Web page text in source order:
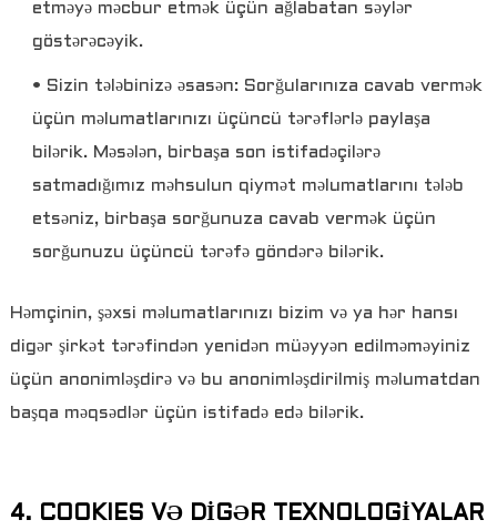
etməyə məcbur etmək üçün ağlabatan səylər
göstərəcəyik.
• Sizin tələbinizə əsasən: Sorğularınıza cavab vermək
üçün məlumatlarınızı üçüncü tərəflərlə paylaşa
bilərik. Məsələn, birbaşa son istifadəçilərə
satmadığımız məhsulun qiymət məlumatlarını tələb
etsəniz, birbaşa sorğunuza cavab vermək üçün
sorğunuzu üçüncü tərəfə göndərə bilərik.
Həmçinin, şəxsi məlumatlarınızı bizim və ya hər hansı
digər şirkət tərəfindən yenidən müəyyən edilməməyiniz
üçün anonimləşdirə və bu anonimləşdirilmiş məlumatdan
başqa məqsədlər üçün istifadə edə bilərik.
4. COOKIES VƏ DİGƏR TEXNOLOGİYALAR